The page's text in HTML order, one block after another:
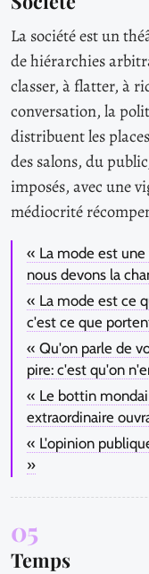
La société est un
de hiérarchies
classer, à flatter, à
conversation, la
distribuent les
des salons, du
imposés, avec une
médiocrité
« La mode est
nous devons la
« La mode est ce
c'est ce que
« Qu'on parle de
pire: c'est qu'on
« Le bottin
extraordinaire
« L'opinion
»
05
Temps